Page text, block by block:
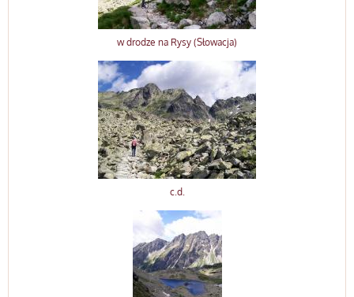
w drodze na Rysy (Słowacja)
c.d.